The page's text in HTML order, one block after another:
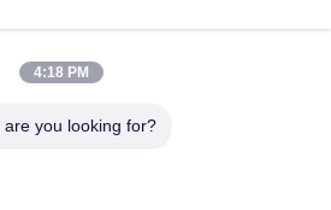
rápido
4:18 PM
you looking for?